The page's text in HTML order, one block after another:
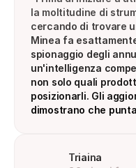
la moltitudine di
cercando di trovare
Minea fa
spionaggio degli
un'intelligenza
non solo quali
posizionarli. Gli
dimostrano che
Triaina